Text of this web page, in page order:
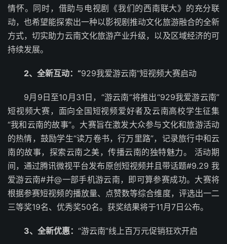
情怀。同时，借助与电视剧《我们的西南联大》的充分联
动，也希望能探索出一种以影视剧推动文化旅游融合的全新
方式，切实助力云南文化旅游产业升级，以及区域经济的可
持续发展。
2、 全新互动：“929我爱游云南”短视频大赛启动
9月9日至10月31日，“游云南”将推出“929我爱游云南”
短视频大赛，面向全国短视频爱好者及云南高校学生征集
“我和云南的故事”。大赛旨在激发大众参与文化和旅游活动
的热情，鼓励学生“读万卷书，行万里路”，记录旅行中和云
南的故事，探索云南之美，传播云南的独特魅力。 活动期
间，通过腾讯微视平台发布原创短视频并且带话题#9.29 我
爱游云南#并@一部手机游云南，即可算参赛成功。大赛将
根据参赛短视频的播放量、点赞数等综合维度，评选出一二
三等奖19名、优秀奖50名。获奖结果将于11月7日公布。
3、 全新优惠： “游云南”线上百万元促销狂欢开启